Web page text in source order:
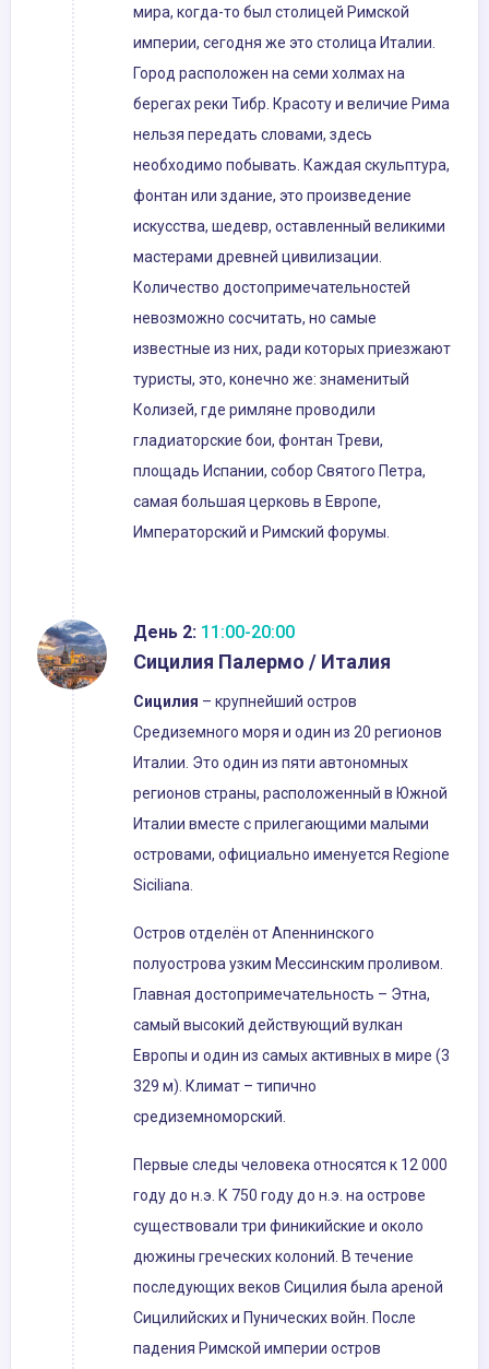
мира, когда-то был столицей Римской
империи, сегодня же это столица Италии.
Город расположен на семи холмах на
берегах реки Тибр. Красоту и величие Рима
нельзя передать словами, здесь
необходимо побывать. Каждая скульптура,
фонтан или здание, это произведение
искусства, шедевр, оставленный великими
мастерами древней цивилизации.
Количество достопримечательностей
невозможно сосчитать, но самые
известные из них, ради которых приезжают
туристы, это, конечно же: знаменитый
Колизей, где римляне проводили
гладиаторские бои, фонтан Треви,
площадь Испании, собор Святого Петра,
самая большая церковь в Европе,
Императорский и Римский форумы.
День 2: 11:00-20:00
Сицилия Палермо / Италия
Сицилия – крупнейший остров
Средиземного моря и один из 20 регионов
Италии. Это один из пяти автономных
регионов страны, расположенный в Южной
Италии вместе с прилегающими малыми
островами, официально именуется Regione
Siciliana.
Остров отделён от Апеннинского
полуострова узким Мессинским проливом.
Главная достопримечательность – Этна,
самый высокий действующий вулкан
Европы и один из самых активных в мире (3
329 м). Климат – типично
средиземноморский.
Первые следы человека относятся к 12 000
году до н.э. К 750 году до н.э. на острове
существовали три финикийские и около
дюжины греческих колоний. В течение
последующих веков Сицилия была ареной
Сицилийских и Пунических войн. После
падения Римской империи остров